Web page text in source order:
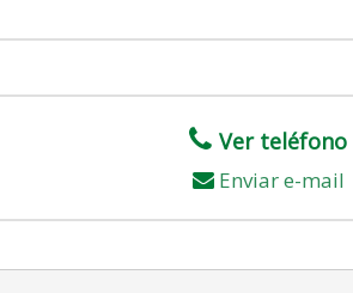
Ver teléfono
Enviar e-mail